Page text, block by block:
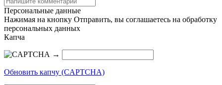
Персональные данные
Нажимая на кнопку Отправить, вы соглашаетесь на обработку
персональных данных
Капча
→
Обновить капчу (CAPTCHA)